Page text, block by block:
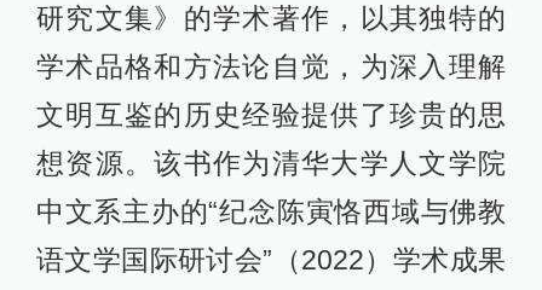
研究文集》的学术著作，以其独特的
学术品格和方法论自觉，为深入理解
文明互鉴的历史经验提供了珍贵的思
想资源。该书作为清华大学人文学院
中文系主办的“纪念陈寅恪西域与佛教
语文学国际研讨会”（2022）学术成果